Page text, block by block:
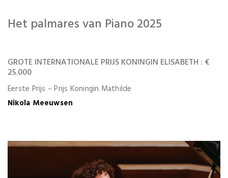
Het palmares van Piano 2025
GROTE INTERNATIONALE PRIJS KONINGIN ELISABETH : €
25.000
Eerste Prijs – Prijs Koningin Mathilde
Nikola Meeuwsen